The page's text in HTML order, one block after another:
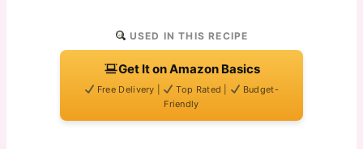
USED IN THIS RECIPE
Get It on Amazon Basics
Free Delivery | Top Rated |
Budget-
Friendly